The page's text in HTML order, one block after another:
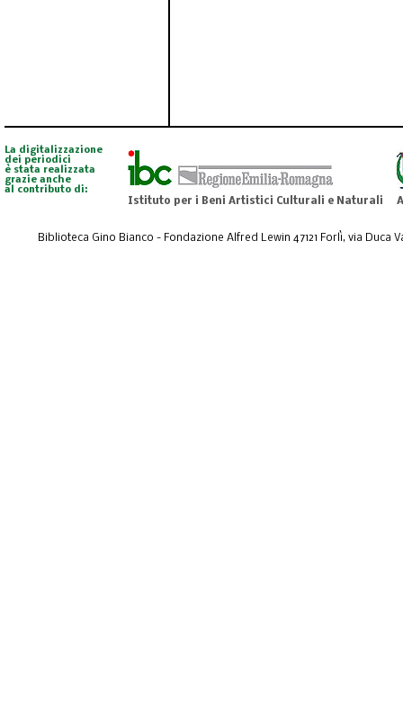
La digitalizzazione
dei periodici
è stata realizzata
grazie anche
al contributo di:
Istituto per i Beni Artistici Culturali e Naturali
Biblioteca Gino Bianco - Fondazione Alfred Lewin 47121 Forlì, via Duca